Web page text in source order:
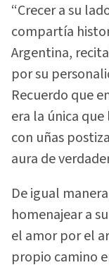
“Crecer a su
compartía
Argentina,
por su
Recuerdo que
era la única
con uñas
aura de
De igual
homenajear a
el amor por el
propio camino